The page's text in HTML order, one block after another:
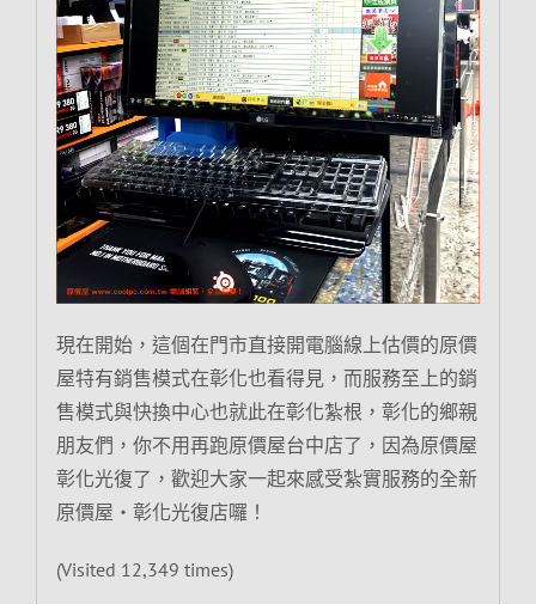
現在開始，這個在門市直接開電腦線上估價的原價
屋特有銷售模式在彰化也看得見，而服務至上的銷
售模式與快換中心也就此在彰化紮根，彰化的鄉親
朋友們，你不用再跑原價屋台中店了，因為原價屋
彰化光復了，歡迎大家一起來感受紮實服務的全新
原價屋‧彰化光復店囉！
(Visited 12,349 times)